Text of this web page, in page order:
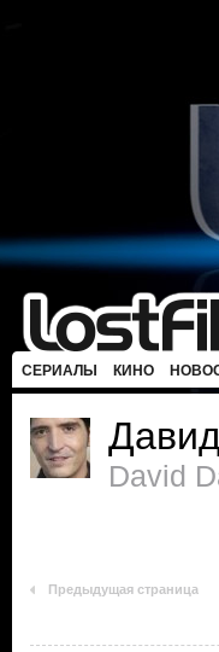
СЕРИАЛЫ КИНО
David
Предыдущая страница